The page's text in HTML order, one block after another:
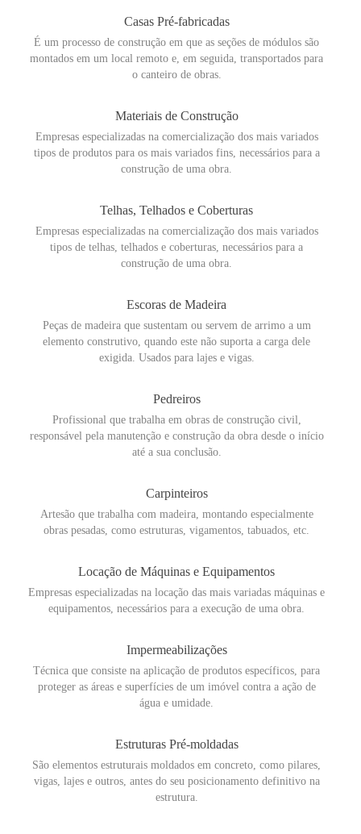
Casas Pré-fabricadas
É um processo de construção em que as seções de módulos são
montados em um local remoto e, em seguida, transportados para
o canteiro de obras.
Materiais de Construção
Empresas especializadas na comercialização dos mais variados
tipos de produtos para os mais variados fins, necessários para a
construção de uma obra.
Telhas, Telhados e Coberturas
Empresas especializadas na comercialização dos mais variados
tipos de telhas, telhados e coberturas, necessários para a
construção de uma obra.
Escoras de Madeira
Peças de madeira que sustentam ou servem de arrimo a um
elemento construtivo, quando este não suporta a carga dele
exigida. Usados para lajes e vigas.
Pedreiros
Profissional que trabalha em obras de construção civil,
responsável pela manutenção e construção da obra desde o início
até a sua conclusão.
Carpinteiros
Artesão que trabalha com madeira, montando especialmente
obras pesadas, como estruturas, vigamentos, tabuados, etc.
Locação de Máquinas e Equipamentos
Empresas especializadas na locação das mais variadas máquinas e
equipamentos, necessários para a execução de uma obra.
Impermeabilizações
Técnica que consiste na aplicação de produtos específicos, para
proteger as áreas e superfícies de um imóvel contra a ação de
água e umidade.
Estruturas Pré-moldadas
São elementos estruturais moldados em concreto, como pilares,
vigas, lajes e outros, antes do seu posicionamento definitivo na
estrutura.